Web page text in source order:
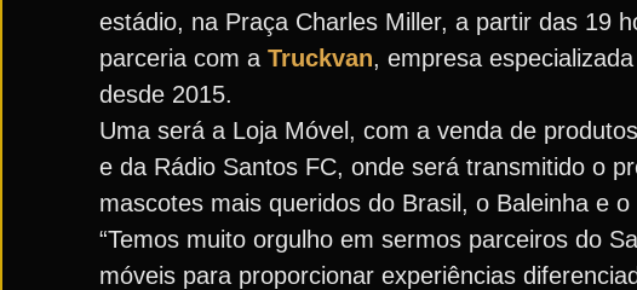
estádio, na Praça Charles Miller, a partir das 19
parceria com a Truckvan, empresa
desde 2015.
Uma será a Loja Móvel, com a venda de
e da Rádio Santos FC, onde será transmitido o
mascotes mais queridos do Brasil, o Baleinha e
“Temos muito orgulho em sermos parceiros do
móveis para proporcionar experiências